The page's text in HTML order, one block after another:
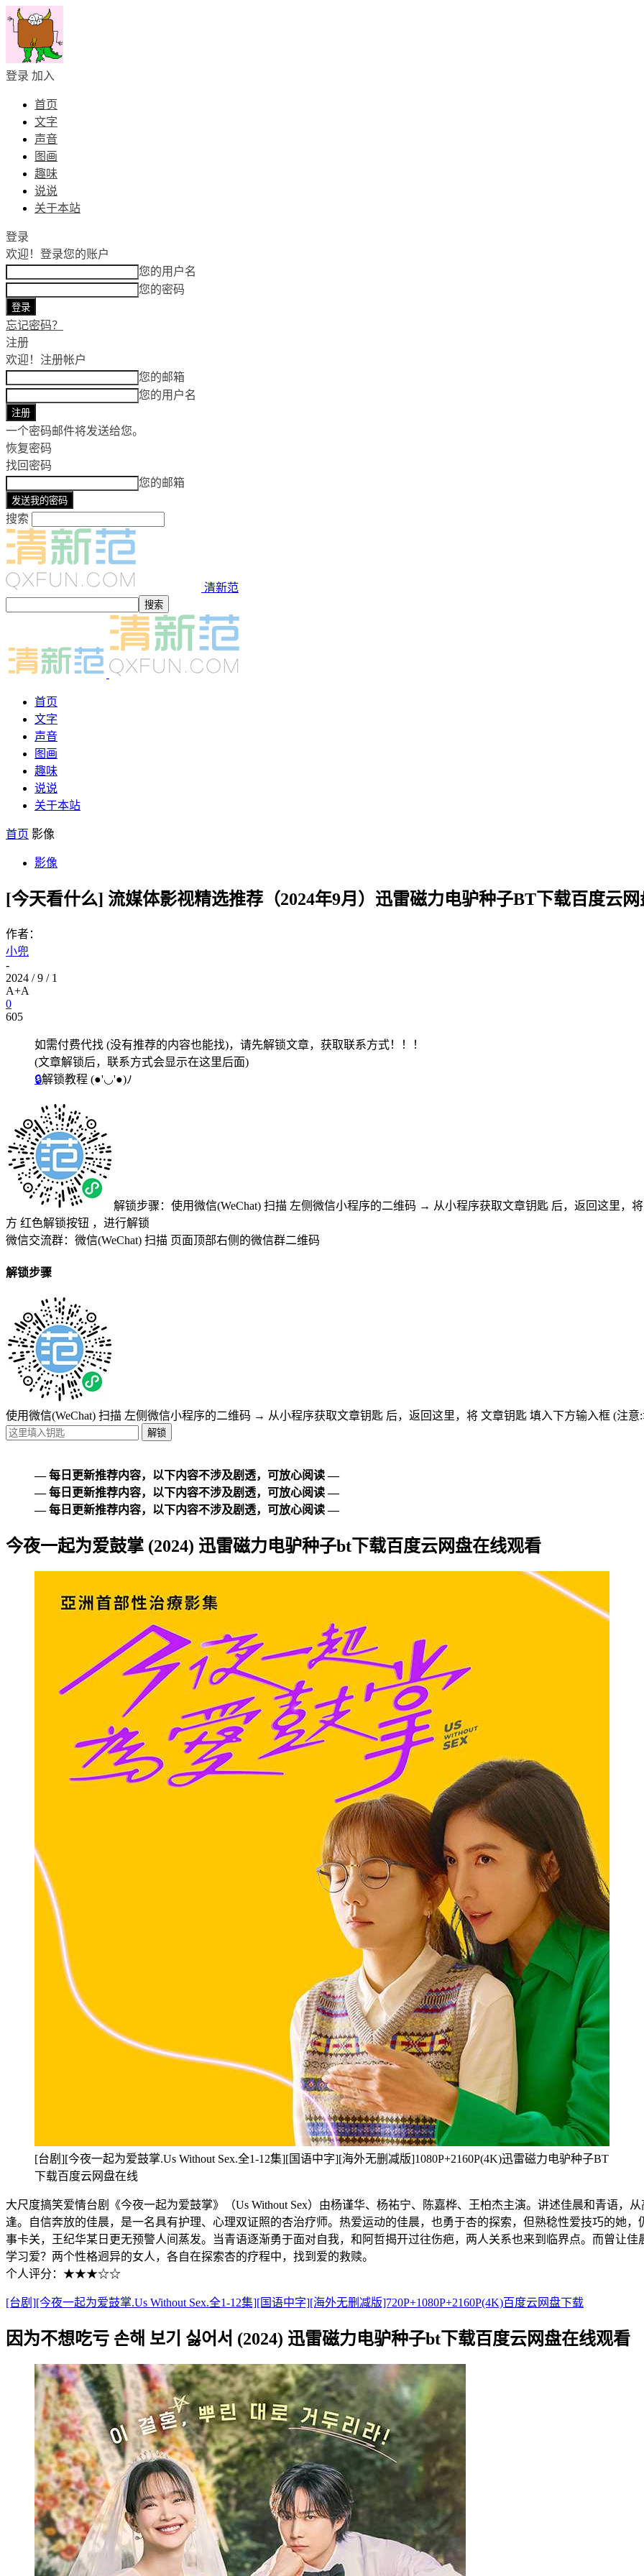
登录 加入
首页
文字
声音
图画
趣味
说说
关于本站
登录
欢迎！ 登录您的账户
您的用户名
您的密码
忘记密码？
注册
欢迎！ 注册帐户
您的邮箱
您的用户名
一个密码邮件将发送给您。
恢复密码
找回密码
您的邮箱
搜索
清新范
首页
文字
声音
图画
趣味
说说
关于本站
首页 影像
影像
[今天看什么] 流媒体影视精选推荐（2024年9月）迅雷磁力电驴种子BT下载百度云
作者：
小兜
-
2024 / 9 / 1
A+A
0
605
如需付费代找 (没有推荐的内容也能找)，请先解锁文章，获取联系方式！！！
(文章解锁后，联系方式会显示在这里后面)
🔒解锁教程 (●'◡'●)ﾉ
解锁步骤：使用微信(WeChat) 扫描 左侧微信小程序的二维码 → 从小程序获取文章钥匙 后，返回这里，将
方 红色解锁按钮 ，进行解锁
微信交流群：微信(WeChat) 扫描 页面顶部右侧的微信群二维码
解锁步骤
使用微信(WeChat) 扫描 左侧微信小程序的二维码 → 从小程序获取文章钥匙 后，返回这里，将 文章钥匙 填入下方输入框 (注意
— 每日更新推荐内容，以下内容不涉及剧透，可放心阅读 —
— 每日更新推荐内容，以下内容不涉及剧透，可放心阅读 —
— 每日更新推荐内容，以下内容不涉及剧透，可放心阅读 —
今夜一起为爱鼓掌 (2024) 迅雷磁力电驴种子bt下载百度云网盘在线观看
[台剧][今夜一起为爱鼓掌.Us Without Sex.全1-12集][国语中字][海外无删减版]1080P+2160P(4K)迅雷磁力电驴种子BT
下载百度云网盘在线
大尺度搞笑爱情台剧《今夜一起为爱鼓掌》（Us Without Sex）由杨谨华、杨祐宁、陈嘉桦、王柏杰主演。讲述佳晨和青语，
逢。自信奔放的佳晨，是一名具有护理、心理双证照的杏治疗师。热爱运动的佳晨，也勇于杏的探索，但熟稔性爱技巧的她
事卡关，王纪华某日更无预警人间蒸发。当青语逐渐勇于面对自我，和阿哲揭开过往伤疤，两人关系也来到临界点。而曾让
学习爱？两个性格迥异的女人，各自在探索杏的疗程中，找到爱的救赎。
个人评分：★★★☆☆
[台剧][今夜一起为爱鼓掌.Us Without Sex.全1-12集][国语中字][海外无删减版]720P+1080P+2160P(4K)百度云网盘下载
因为不想吃亏 손해 보기 싫어서 (2024) 迅雷磁力电驴种子bt下载百度云网盘在线观看